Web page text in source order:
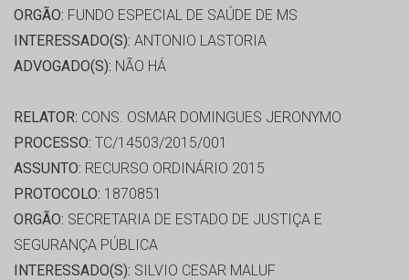
ORGÃO: FUNDO ESPECIAL DE SAÚDE DE MS
INTERESSADO(S): ANTONIO LASTORIA
ADVOGADO(S): NÃO HÁ
RELATOR: CONS. OSMAR DOMINGUES JERONYMO
PROCESSO: TC/14503/2015/001
ASSUNTO: RECURSO ORDINÁRIO 2015
PROTOCOLO: 1870851
ORGÃO: SECRETARIA DE ESTADO DE JUSTIÇA E
SEGURANÇA PÚBLICA
INTERESSADO(S): SILVIO CESAR MALUF